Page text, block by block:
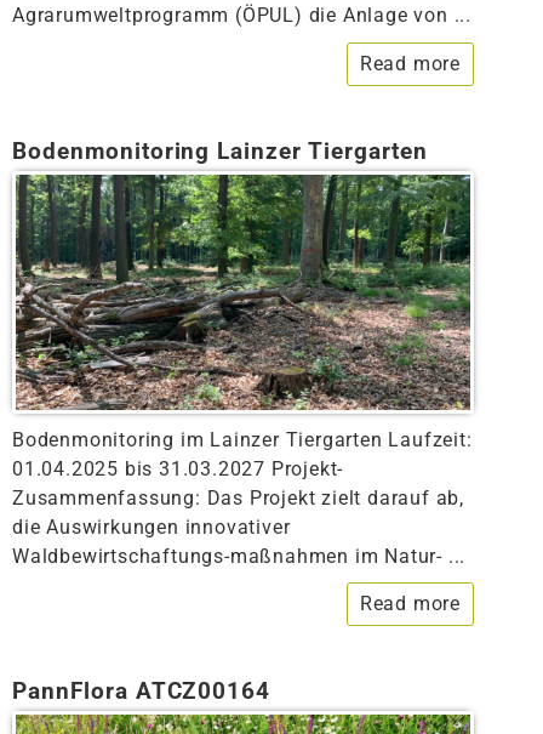
Agrarumweltprogramm (ÖPUL) die Anlage von ...
Read more
Bodenmonitoring Lainzer Tiergarten
Bodenmonitoring im Lainzer Tiergarten Laufzeit:
01.04.2025 bis 31.03.2027 Projekt-
Zusammenfassung: Das Projekt zielt darauf ab,
die Auswirkungen innovativer
Waldbewirtschaftungs-maßnahmen im Natur- ...
Read more
PannFlora ATCZ00164